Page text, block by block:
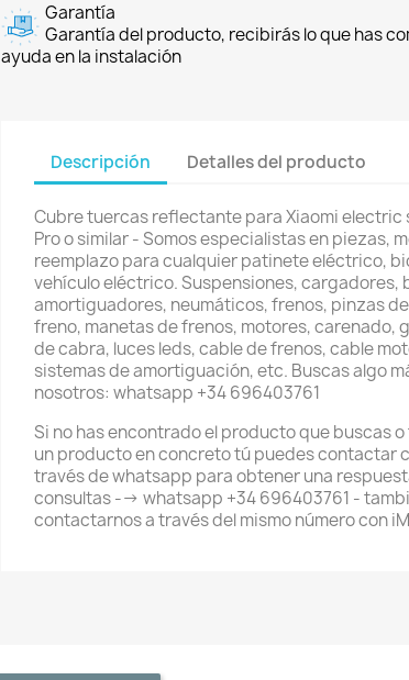
Garantía
Garantía del producto, recibirás lo que has
ayuda en la instalación
Descripción Detalles del producto
Cubre tuercas reflectante para Xiaomi electric
Pro o similar - Somos especialistas en piezas,
reemplazo para cualquier patinete eléctrico,
vehículo eléctrico. Suspensiones, cargadores,
amortiguadores, neumáticos, frenos, pinzas
freno, manetas de frenos, motores, carenado,
de cabra, luces leds, cable de frenos, cable
sistemas de amortiguación, etc. Buscas algo
nosotros: whatsapp +34 696403761
Si no has encontrado el producto que buscas
un producto en concreto tú puedes contactar
través de whatsapp para obtener una
consultas --> whatsapp +34 696403761 -
contactarnos a través del mismo número con